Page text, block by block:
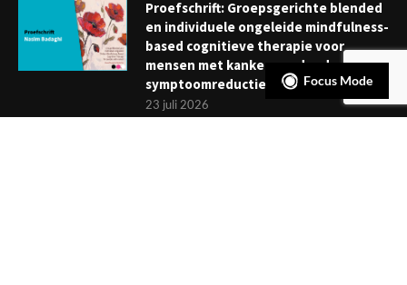
Proefschrift: Groepsgerichte blended
en individuele ongeleide mindfulness-
based cognitieve therapie voor
mensen met kanker: verder dan
symptoomreductie
23 juli 2026
Focus Mode